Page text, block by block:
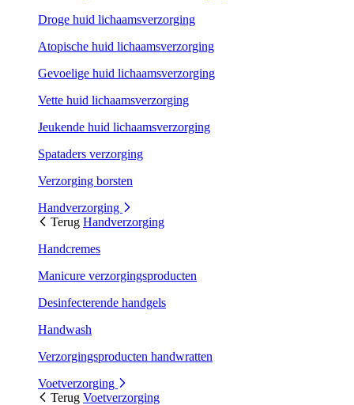
Droge huid lichaamsverzorging
Atopische huid lichaamsverzorging
Gevoelige huid lichaamsverzorging
Vette huid lichaamsverzorging
Jeukende huid lichaamsverzorging
Spataders verzorging
Verzorging borsten
Handverzorging
Terug Handverzorging
Handcremes
Manicure verzorgingsproducten
Desinfecterende handgels
Handwash
Verzorgingsproducten handwratten
Voetverzorging
Terug Voetverzorging